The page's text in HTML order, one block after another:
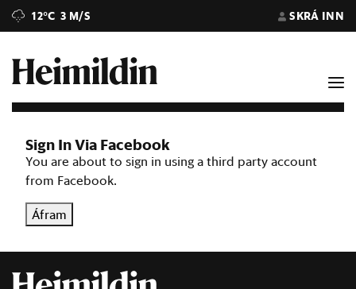
12°C 3 M/S SKRÁ INN
Sign In Via Facebook
You are about to sign in using a third party account
from Facebook.
Áfram